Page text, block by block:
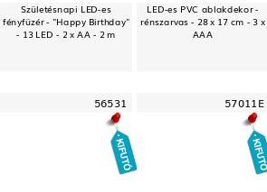
Születésnapi LED-es
fényfüzér - "Happy Birthday"
- 13 LED - 2 x AA - 2 m
LED-es PVC ablakdekor -
rénszarvas - 28 x 17 cm - 3 x
AAA
56531 57011E